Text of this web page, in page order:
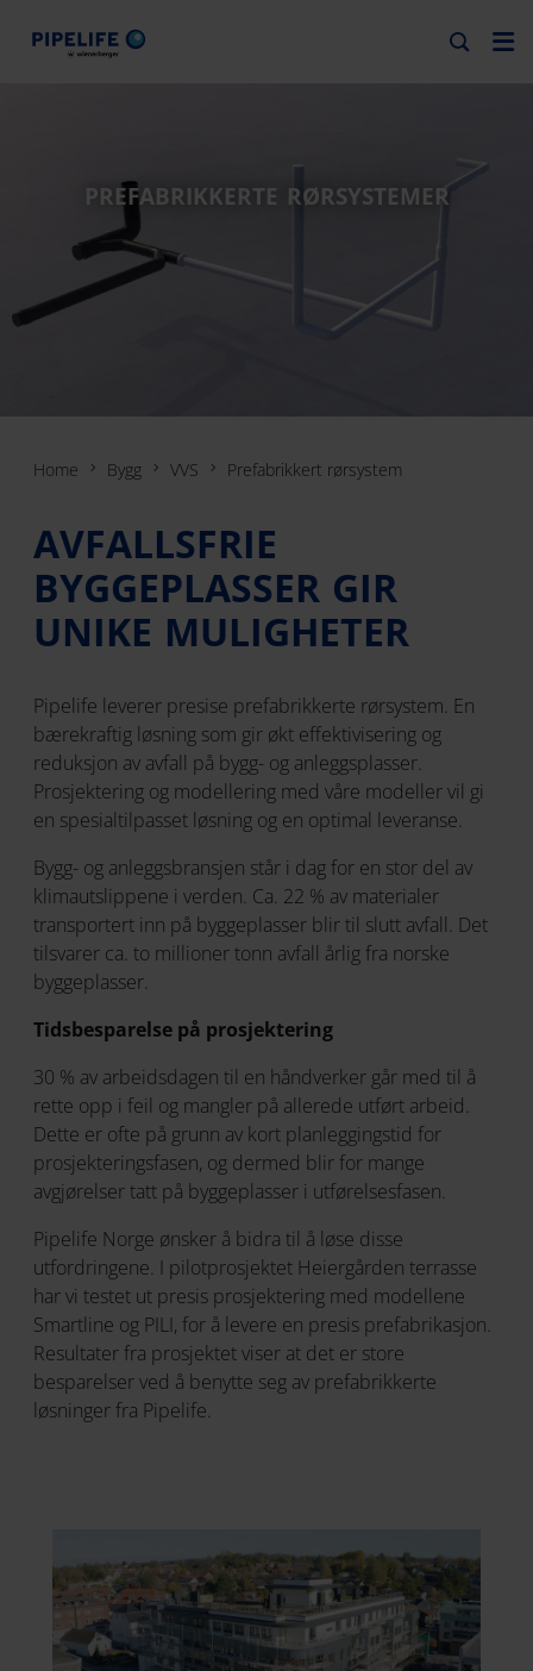
PREFABRIKKERTE RØRSYSTEMER
Home Bygg VVS Prefabrikkert rørsystem
AVFALLSFRIE
BYGGEPLASSER GIR
UNIKE MULIGHETER
Pipelife leverer presise prefabrikkerte rørsystem. En
bærekraftig løsning som gir økt effektivisering og
reduksjon av avfall på bygg- og anleggsplasser.
Prosjektering og modellering med våre modeller vil gi
en spesialtilpasset løsning og en optimal leveranse.
Bygg- og anleggsbransjen står i dag for en stor del av
klimautslippene i verden. Ca. 22 % av materialer
transportert inn på byggeplasser blir til slutt avfall. Det
tilsvarer ca. to millioner tonn avfall årlig fra norske
byggeplasser.
Tidsbesparelse på prosjektering
30 % av arbeidsdagen til en håndverker går med til å
rette opp i feil og mangler på allerede utført arbeid.
Dette er ofte på grunn av kort planleggingstid for
prosjekteringsfasen, og dermed blir for mange
avgjørelser tatt på byggeplasser i utførelsesfasen.
Pipelife Norge ønsker å bidra til å løse disse
utfordringene. I pilotprosjektet Heiergården terrasse
har vi testet ut presis prosjektering med modellene
Smartline og PILI, for å levere en presis prefabrikasjon.
Resultater fra prosjektet viser at det er store
besparelser ved å benytte seg av prefabrikkerte
løsninger fra Pipelife.